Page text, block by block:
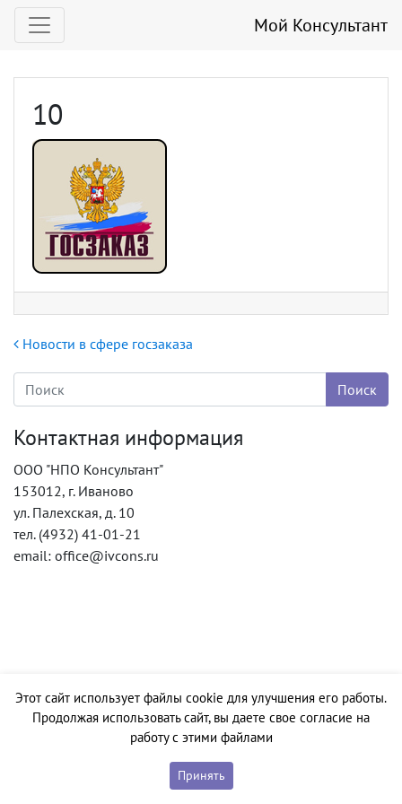
Мой Консультант
10
Навигация по записям
Новости в сфере госзаказа
Контактная информация
ООО "НПО Консультант"
153012, г. Иваново
ул. Палехская, д. 10
тел. (4932) 41-01-21
email: office@ivcons.ru
Этот сайт использует файлы cookie для улучшения его работы.
Продолжая использовать сайт, вы даете свое согласие на
работу с этими файлами
Принять